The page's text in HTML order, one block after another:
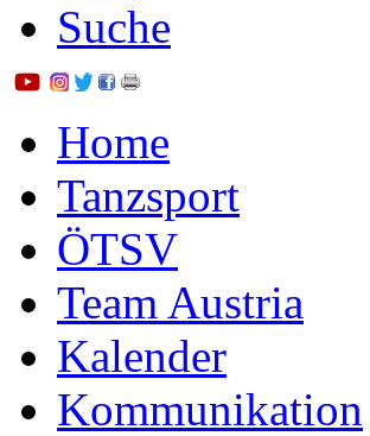
Suche
Home
Tanzsport
ÖTSV
Team Austria
Kalender
Kommunikation